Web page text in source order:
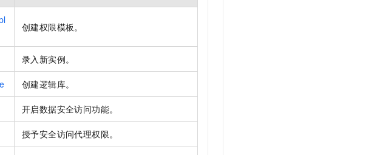
创建权限模板。
录入新实例。
创建逻辑库。
开启数据安全访问功能。
授予安全访问代理权限。